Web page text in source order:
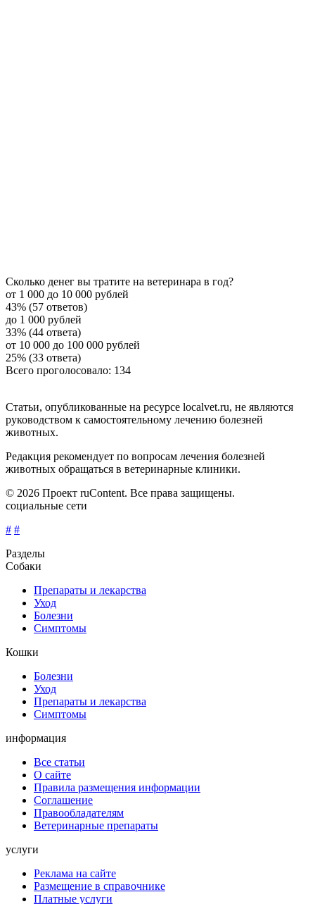
Сколько денег вы тратите на ветеринара в год?
от 1 000 до 10 000 рублей
43% (57 ответов)
до 1 000 рублей
33% (44 ответа)
от 10 000 до 100 000 рублей
25% (33 ответа)
Всего проголосовало: 134
Статьи, опубликованные на ресурсе localvet.ru, не являются
руководством к самостоятельному лечению болезней
животных.
Редакция рекомендует по вопросам лечения болезней
животных обращаться в ветеринарные клиники.
© 2026 Проект ruContent. Все права защищены.
социальные сети
# #
Разделы
Собаки
Препараты и лекарства
Уход
Болезни
Симптомы
Кошки
Болезни
Уход
Препараты и лекарства
Симптомы
информация
Все статьи
О сайте
Правила размещения информации
Соглашение
Правообладателям
Ветеринарные препараты
услуги
Реклама на сайте
Размещение в справочнике
Платные услуги